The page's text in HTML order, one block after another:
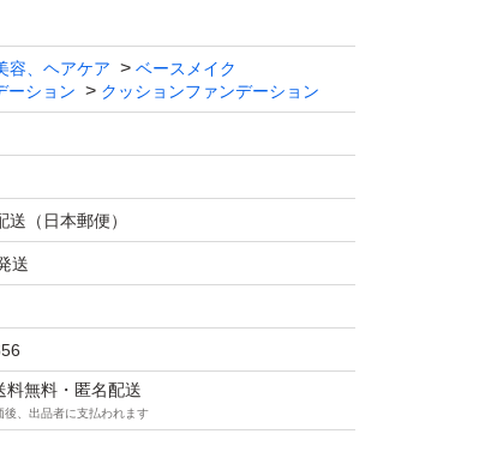
クフィット オーラクッション 18g 21N
容、ヘアケア
ベースメイク
ーション
クッションファンデーション
送（日本郵便）
送
料無料・匿名配送
、出品者に支払われます